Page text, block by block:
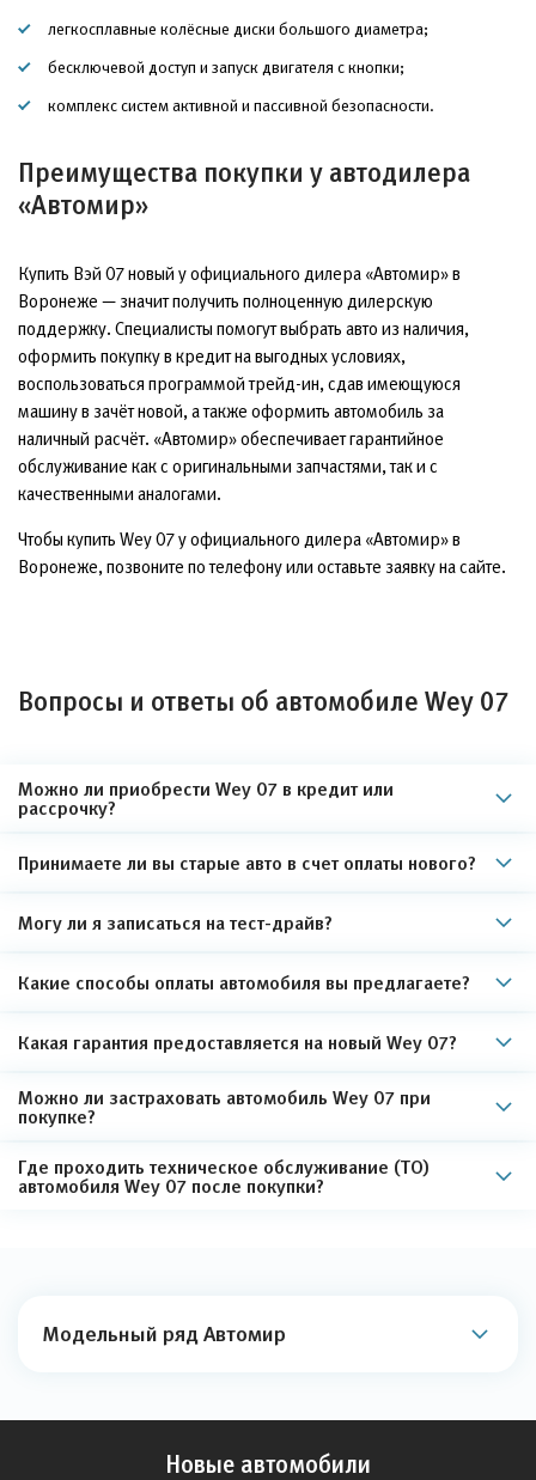
легкосплавные колёсные диски большого диаметра;
бесключевой доступ и запуск двигателя с кнопки;
комплекс систем активной и пассивной безопасности.
Преимущества покупки у автодилера
«Автомир»
Купить Вэй 07 новый у официального дилера «Автомир» в
Воронеже — значит получить полноценную дилерскую
поддержку. Специалисты помогут выбрать авто из наличия,
оформить покупку в кредит на выгодных условиях,
воспользоваться программой трейд-ин, сдав имеющуюся
машину в зачёт новой, а также оформить автомобиль за
наличный расчёт. «Автомир» обеспечивает гарантийное
обслуживание как с оригинальными запчастями, так и с
качественными аналогами.
Чтобы купить Wey 07 у официального дилера «Автомир» в
Воронеже, позвоните по телефону или оставьте заявку на сайте.
Вопросы и ответы об автомобиле Wey 07
Можно ли приобрести Wey 07 в кредит или
рассрочку?
Принимаете ли вы старые авто в счет оплаты нового?
Могу ли я записаться на тест-драйв?
Какие способы оплаты автомобиля вы предлагаете?
Какая гарантия предоставляется на новый Wey 07?
Можно ли застраховать автомобиль Wey 07 при
покупке?
Где проходить техническое обслуживание (ТО)
автомобиля Wey 07 после покупки?
Модельный ряд Автомир
Новые автомобили